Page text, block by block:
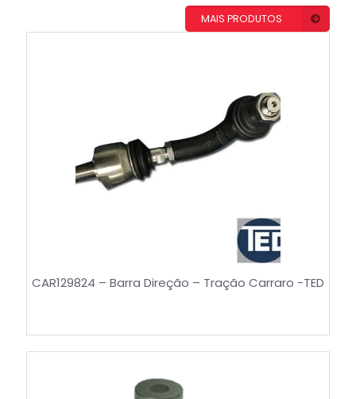
MAIS PRODUTOS
CAR129824 – Barra Direção – Tração Carraro -TED